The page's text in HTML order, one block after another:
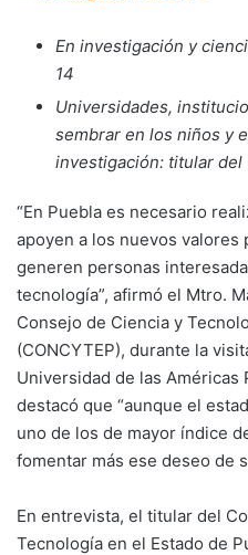
En investigación y
14
Universidades,
sembrar en los niños y
investigación: titular del
“En Puebla es necesario
apoyen a los nuevos valores
generen personas
tecnología”, afirmó el Mtro.
Consejo de Ciencia y
(CONCYTEP), durante la
Universidad de las Américas
destacó que “aunque el
uno de los de mayor índice
fomentar más ese deseo de
En entrevista, el titular del
Tecnología en el Estado de